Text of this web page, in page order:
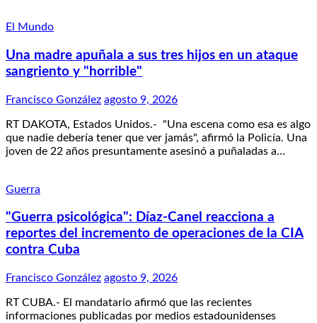
El Mundo
Una madre apuñala a sus tres hijos en un ataque
sangriento y "horrible"
Francisco González agosto 9, 2026
RT DAKOTA, Estados Unidos.- "Una escena como esa es algo
que nadie debería tener que ver jamás", afirmó la Policía. Una
joven de 22 años presuntamente asesinó a puñaladas a…
Guerra
"Guerra psicológica": Díaz-Canel reacciona a
reportes del incremento de operaciones de la CIA
contra Cuba
Francisco González agosto 9, 2026
RT CUBA.- El mandatario afirmó que las recientes
informaciones publicadas por medios estadounidenses